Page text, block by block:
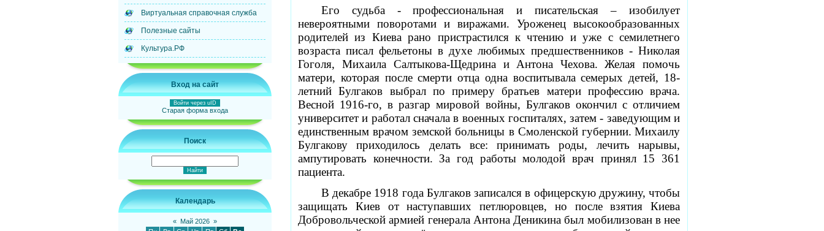
Виртуальная справочная служба
Полезные сайты
Культура.РФ
Вход на сайт
Войти через uID
Старая форма входа
Поиск
Календарь
« Май 2026 »
Его судьба - профессиональная и писательская – изобилует
невероятными поворотами и виражами. Уроженец высокообразованных
родителей из Киева рано пристрастился к чтению и уже с семилетнего
возраста писал фельетоны в духе любимых предшественников - Николая
Гоголя, Михаила Салтыкова-Щедрина и Антона Чехова. Желая помочь
матери, которая после смерти отца одна воспитывала семерых детей, 18-
летний Булгаков выбрал по примеру братьев матери профессию врача.
Весной 1916-го, в разгар мировой войны, Булгаков окончил с отличием
университет и работал сначала в военных госпиталях, затем - заведующим и
единственным врачом земской больницы в Смоленской губернии. Михаилу
Булгакову приходилось делать все: принимать роды, лечить нарывы,
ампутировать конечности. За год работы молодой врач принял 15 361
пациента.
В декабре 1918 года Булгаков записался в офицерскую дружину, чтобы
защищать Киев от наступавших петлюровцев, но после взятия Киева
Добровольческой армией генерала Антона Деникина был мобилизован в нее